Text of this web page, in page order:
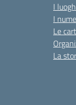
I
I
Le
La